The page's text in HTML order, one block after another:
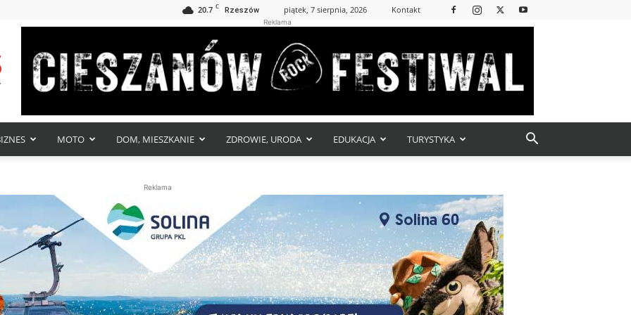
20.7 C Rzeszów piątek, 7 sierpnia, 2026 Kontakt
Reklama
MOTO DOM, MIESZKANIE ZDROWIE, URODA EDUKACJA TURYSTYKA
Reklama